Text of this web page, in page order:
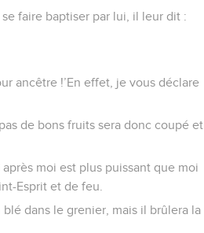
faire baptiser par lui, il leur dit :
ancêtre !’En effet, je vous déclare
de bons fruits sera donc coupé et
moi est plus puissant que moi
Esprit et de feu.
dans le grenier, mais il brûlera la